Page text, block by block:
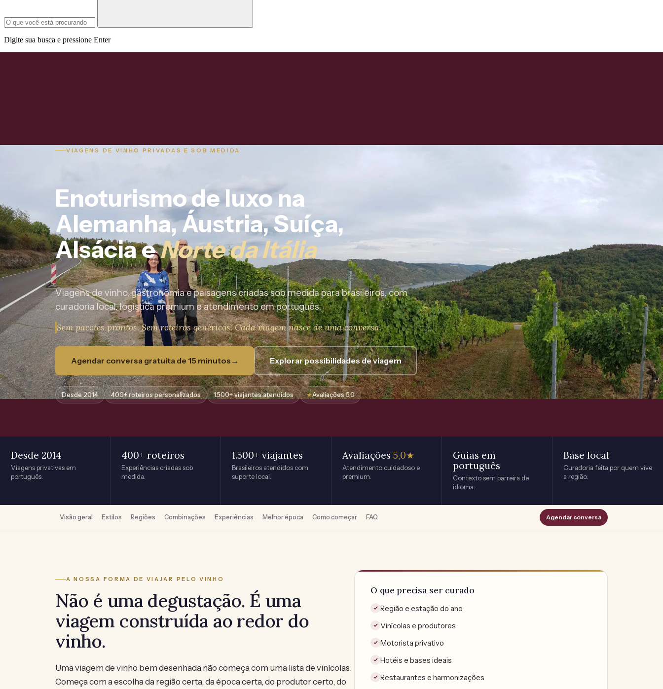
Digite sua busca e pressione Enter
VIAGENS DE VINHO PRIVADAS E SOB MEDIDA
Enoturismo de luxo na
Alemanha, Áustria, Suíça,
Alsácia eNorte da Itália
Viagens de vinho, gastronomia e paisagens criadas sob medida para brasileiros, com
curadoria local, logística premium e atendimento em português.
Sem pacotes prontos. Sem roteiros genéricos. Cada viagem nasce de uma conversa.
Agendar conversa gratuita de 15 minutos → Explorar possibilidades de viagem
Desde 2014 400+ roteiros personalizados 1.500+ viajantes atendidos ★Avaliações 5,0
Desde 2014
Viagens privativas em
português.
400+ roteiros
Experiências criadas sob
medida.
1.500+ viajantes
Brasileiros atendidos com
suporte local.
Avaliações 5,0★
Atendimento cuidadoso e
premium.
Guias em
português
Contexto sem barreira de
idioma.
Base local
Curadoria feita por quem vive
a região.
Visão geral Estilos Regiões Combinações Experiências Melhor época Como começar FAQ Agendar conversa
A NOSSA FORMA DE VIAJAR PELO VINHO
Não é uma degustação. É uma
viagem construída ao redor do
vinho.
Uma viagem de vinho bem desenhada não começa com uma lista de vinícolas.
Começa com a escolha da região certa, da época certa, do produtor certo, do
O que precisa ser curado
Região e estação do ano
Vinícolas e produtores
Motorista privativo
Hotéis e bases ideais
Restaurantes e harmonizações